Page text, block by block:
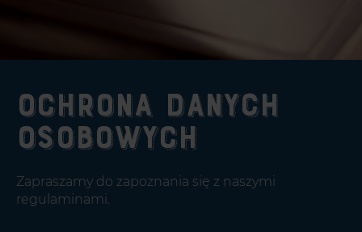
Ochrona danych
osobowych
Zapraszamy do zapoznania się z naszymi
regulaminami.